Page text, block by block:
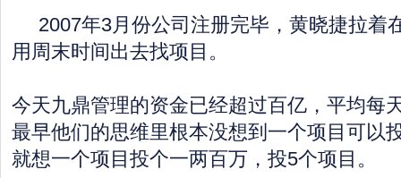
2007年3月份公司注册完毕，黄晓捷拉着
用周末时间出去找项目。
今天九鼎管理的资金已经超过百亿，平均每
最早他们的思维里根本没想到一个项目可以
就想一个项目投个一两百万，投5个项目。